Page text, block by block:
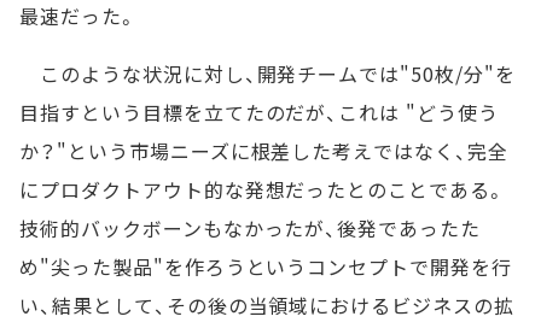
最速だった。
このような状況に対し、開発チームでは"50枚/分"を
目指すという目標を立てたのだが、これは "どう使う
か？"という市場ニーズに根差した考えではなく、完全
にプロダクトアウト的な発想だったとのことである。
技術的バックボーンもなかったが、後発であったた
め"尖った製品"を作ろうというコンセプトで開発を行
い、結果として、その後の当領域におけるビジネスの拡